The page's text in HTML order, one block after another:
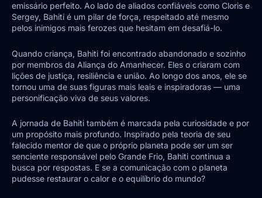
emissário perfeito. Ao lado de aliados confiáveis como Cloris e
Sergey, Bahiti é um pilar de força, respeitado até mesmo
pelos inimigos mais ferozes que hesitam em desafiá-lo.
Quando criança, Bahiti foi encontrado abandonado e sozinho
por membros da Aliança do Amanhecer. Eles o criaram com
lições de justiça, resiliência e união. Ao longo dos anos, ele se
tornou uma de suas figuras mais leais e inspiradoras — uma
personificação viva de seus valores.
A jornada de Bahiti também é marcada pela curiosidade e por
um propósito mais profundo. Inspirado pela teoria de seu
falecido mentor de que o próprio planeta pode ser um ser
senciente responsável pelo Grande Frio, Bahiti continua a
busca por respostas. E se a comunicação com o planeta
pudesse restaurar o calor e o equilíbrio do mundo?